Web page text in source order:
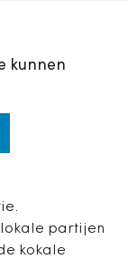
kunnen
partijen
kokale